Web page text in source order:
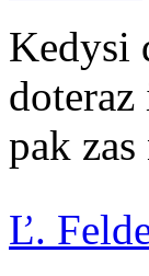
Kedysi
pak
Ľ.